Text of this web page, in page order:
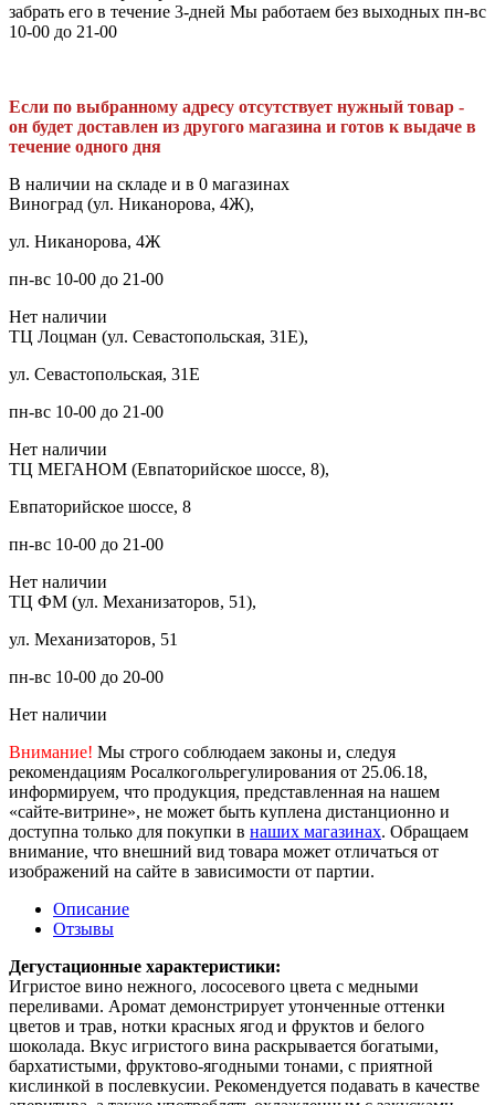
забрать его в течение 3-дней Мы работаем без выходных пн-вс
10-00 до 21-00
Если по выбранному адресу отсутствует нужный товар -
он будет доставлен из другого магазина и готов к выдаче в
течение одного дня
В наличии на складе и в 0 магазинах
Виноград (ул. Никанорова, 4Ж),
ул. Никанорова, 4Ж
пн-вс 10-00 до 21-00
Нет наличии
ТЦ Лоцман (ул. Севастопольская, 31Е),
ул. Севастопольская, 31Е
пн-вс 10-00 до 21-00
Нет наличии
ТЦ МЕГАНОМ (Евпаторийское шоссе, 8),
Евпаторийское шоссе, 8
пн-вс 10-00 до 21-00
Нет наличии
ТЦ ФМ (ул. Механизаторов, 51),
ул. Механизаторов, 51
пн-вс 10-00 до 20-00
Нет наличии
Внимание! Мы строго соблюдаем законы и, следуя
рекомендациям Росалкогольрегулирования от 25.06.18,
информируем, что продукция, представленная на нашем
«сайте-витрине», не может быть куплена дистанционно и
доступна только для покупки в наших магазинах. Обращаем
внимание, что внешний вид товара может отличаться от
изображений на сайте в зависимости от партии.
Описание
Отзывы
Дегустационные характеристики:
Игристое вино нежного, лососевого цвета с медными
переливами. Аромат демонстрирует утонченные оттенки
цветов и трав, нотки красных ягод и фруктов и белого
шоколада. Вкус игристого вина раскрывается богатыми,
бархатистыми, фруктово-ягодными тонами, с приятной
кислинкой в послевкусии. Рекомендуется подавать в качестве